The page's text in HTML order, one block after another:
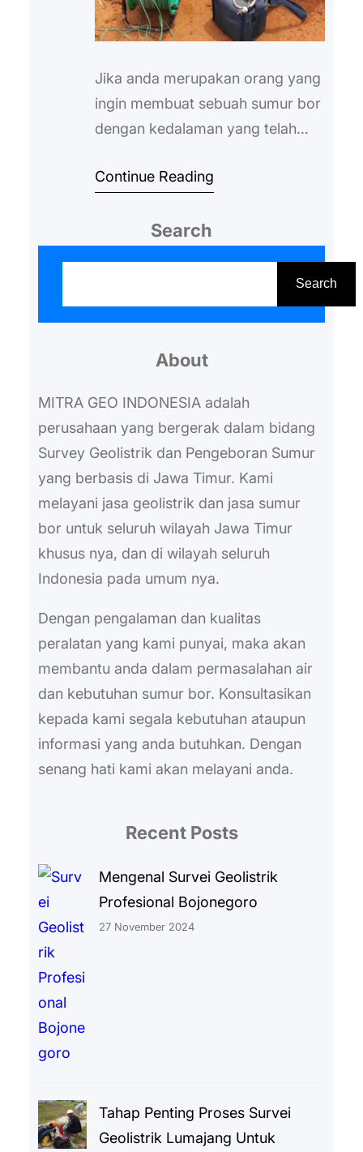
Jika anda merupakan orang yang
ingin membuat sebuah sumur bor
dengan kedalaman yang telah
wajib halnya mengetahui harga
kini makin banyak dicari oleh
sedang ingin membuat sebuah
sumur bor dengan tingkat
pihak jasa yang menyediakan
sebuah survei lebih…
Continue Reading
Search
Search
About
MITRA GEO INDONESIA adalah
perusahaan yang bergerak dalam bidang
Survey Geolistrik dan Pengeboran Sumur
yang berbasis di Jawa Timur. Kami
melayani jasa geolistrik dan jasa sumur
bor untuk seluruh wilayah Jawa Timur
khusus nya, dan di wilayah seluruh
Indonesia pada umum nya.
Dengan pengalaman dan kualitas
peralatan yang kami punyai, maka akan
membantu anda dalam permasalahan air
dan kebutuhan sumur bor. Konsultasikan
kepada kami segala kebutuhan ataupun
informasi yang anda butuhkan. Dengan
senang hati kami akan melayani anda.
Recent Posts
Mengenal Survei Geolistrik
Profesional Bojonegoro
27 November 2024
Tahap Penting Proses Survei
Geolistrik Lumajang Untuk